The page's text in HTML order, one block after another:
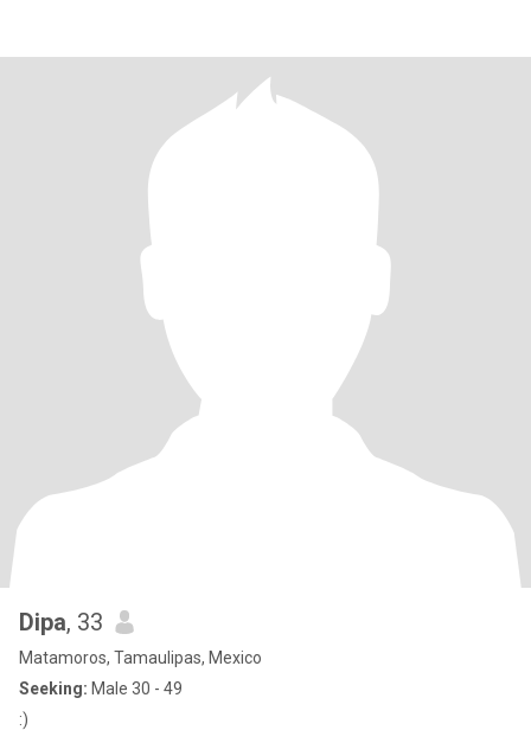
Dipa, 33
Matamoros, Tamaulipas, Mexico
Seeking: Male 30 - 49
:)